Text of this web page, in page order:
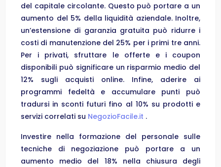
del capitale circolante. Questo può portare a un
aumento del 5% della liquidità aziendale. Inoltre,
un’estensione di garanzia gratuita può ridurre i
costi di manutenzione del 25% per i primi tre anni.
Per i privati, sfruttare le offerte e i coupon
disponibili può significare un risparmio medio del
12% sugli acquisti online. Infine, aderire ai
programmi fedeltà e accumulare punti può
tradursi in sconti futuri fino al 10% su prodotti e
servizi correlati su NegozioFacile.it .
Investire nella formazione del personale sulle
tecniche di negoziazione può portare a un
aumento medio del 18% nella chiusura degli